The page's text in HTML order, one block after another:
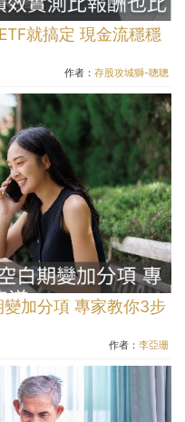
就搞定 現金流穩穩
作者： 存股攻城獅-聰聰
加分項 專家教你3步
作者： 李亞珊